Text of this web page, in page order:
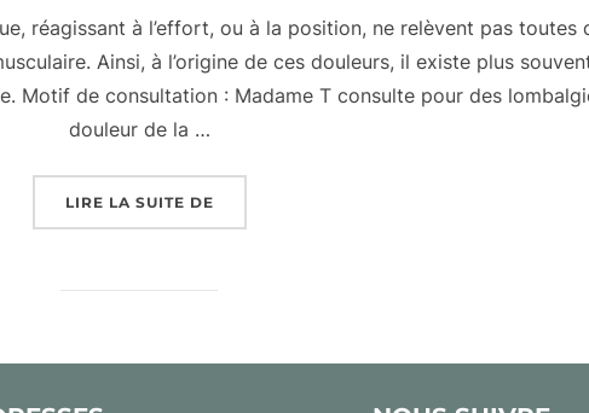
réagissant à l’effort, ou à la position, ne relèvent pas toutes
Ainsi, à l’origine de ces douleurs, il existe plus
Motif de consultation : Madame T consulte pour des
douleur de la …
LIRE LA SUITE DE« EXEMPLE DE PRISE EN CHARGE